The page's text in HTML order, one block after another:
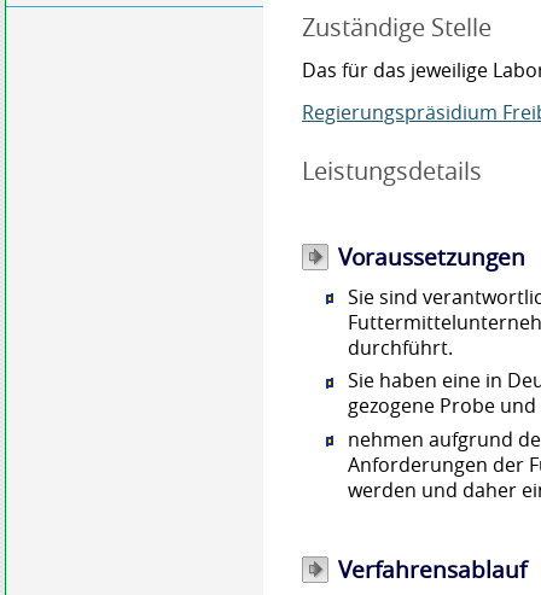
Zuständige Stelle
Das für das jeweilige
Regierungspräsidium
Leistungsdetails
Voraussetzungen
Sie sind
durchführt.
Sie haben eine in
gezogene Probe und
nehmen aufgrund
Anforderungen der
werden und daher
Verfahrensablauf